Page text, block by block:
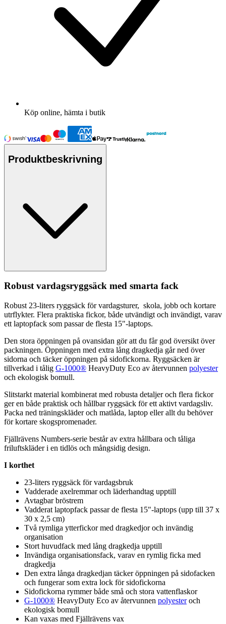
Köp online, hämta i butik
Produktbeskrivning
Robust vardagsryggsäck med smarta fack
Robust 23-liters ryggsäck för vardagsturer, skola, jobb och kortare
utrflykter. Flera praktiska fickor, både utvändigt och invändigt, varav
ett laptopfack som passar de flesta 15"-laptops.
Den stora öppningen på ovansidan gör att du får god översikt över
packningen. Öppningen med extra lång dragkedja går ned över
sidorna och täcker öppningen på sidofickorna. Ryggsäcken är
tillverkad i tålig G-1000® HeavyDuty Eco av återvunnen polyester
och ekologisk bomull.
Slitstarkt material kombinerat med robusta detaljer och flera fickor
ger en både praktisk och hållbar ryggsäck för ett aktivt vardagsliv.
Packa ned träningskläder och matlåda, laptop eller allt du behöver
för kortare skogspromenader.
Fjällrävens Numbers-serie består av extra hållbara och tåliga
friluftskläder i en tidlös och mångsidig design.
I korthet
23-liters ryggsäck för vardagsbruk
Vadderade axelremmar och läderhandtag upptill
Avtagbar bröstrem
Vadderat laptopfack passar de flesta 15"-laptops (upp till 37 x
30 x 2,5 cm)
Två rymliga ytterfickor med dragkedjor och invändig
organisation
Stort huvudfack med lång dragkedja upptill
Invändiga organisationsfack, varav en rymlig ficka med
dragkedja
Den extra långa dragkedjan täcker öppningen på sidofacken
och fungerar som extra lock för sidofickorna
Sidofickorna rymmer både små och stora vattenflaskor
G-1000® HeavyDuty Eco av återvunnen polyesteroch
ekologisk bomull
Kan vaxas med Fjällrävens vax